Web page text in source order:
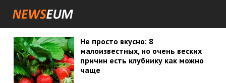
Не просто вкусно: 8
малоизвестных, но очень веских
причин есть клубнику как можно
чаще